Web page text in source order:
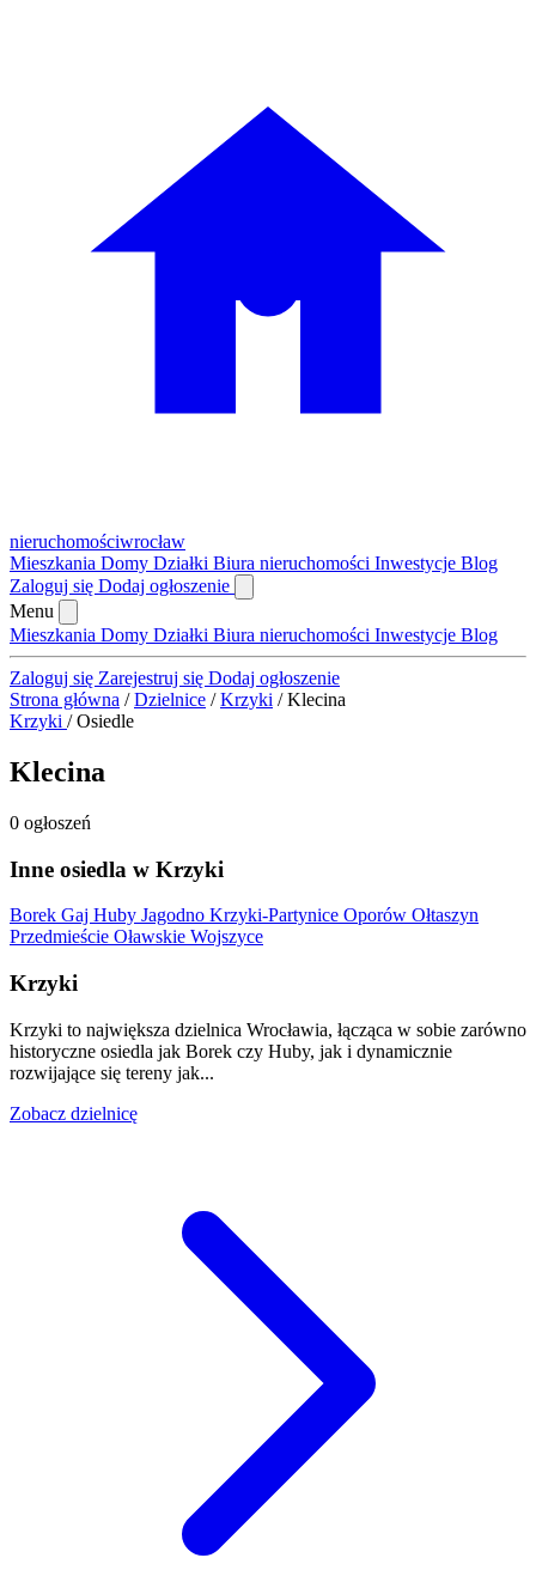
nieruchomościwrocław
Mieszkania Domy Działki Biura nieruchomości Inwestycje Blog
Zaloguj się Dodaj ogłoszenie
Menu
Mieszkania Domy Działki Biura nieruchomości Inwestycje Blog
Zaloguj się Zarejestruj się Dodaj ogłoszenie
Strona główna / Dzielnice / Krzyki / Klecina
Krzyki / Osiedle
Klecina
0 ogłoszeń
Inne osiedla w Krzyki
Borek Gaj Huby Jagodno Krzyki-Partynice Oporów Ołtaszyn
Przedmieście Oławskie Wojszyce
Krzyki
Krzyki to największa dzielnica Wrocławia, łącząca w sobie zarówno
historyczne osiedla jak Borek czy Huby, jak i dynamicznie
rozwijające się tereny jak...
Zobacz dzielnicę